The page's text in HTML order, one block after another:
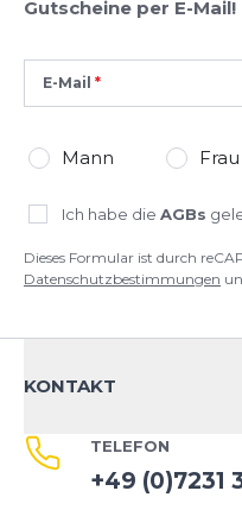
Gutscheine per E-Mail!
E-Mail
Mann Frau
Ich habe die AGBs
Dieses Formular ist durch
Datenschutzbestimmungen
KONTAKT
TELEFON
+49 (0)7231